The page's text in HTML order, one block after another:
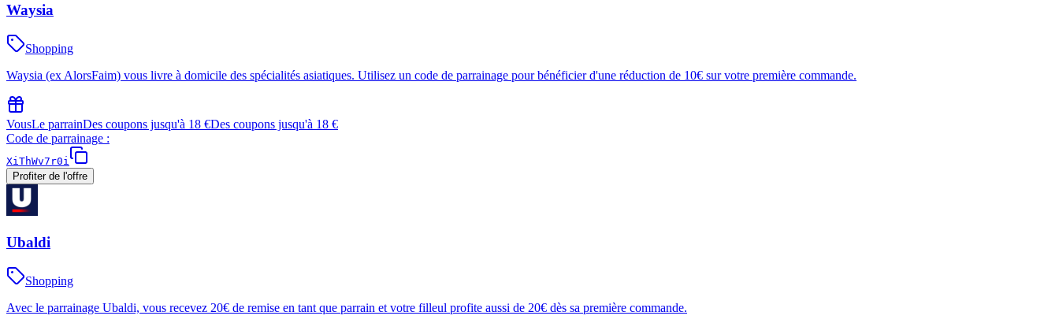
Waysia
Shopping
Waysia (ex AlorsFaim) vous livre à domicile des spécialités asiatiques. Utilisez un code de parrainage pour bénéficier d'une réduction de 10€ sur votre première commande.
VousLe parrainDes coupons jusqu'à 18 €Des coupons jusqu'à 18 €
Code de parrainage :
XiThWv7r0i
Profiter de l'offre
Ubaldi
Shopping
Avec le parrainage Ubaldi, vous recevez 20€ de remise en tant que parrain et votre filleul profite aussi de 20€ dès sa première commande.